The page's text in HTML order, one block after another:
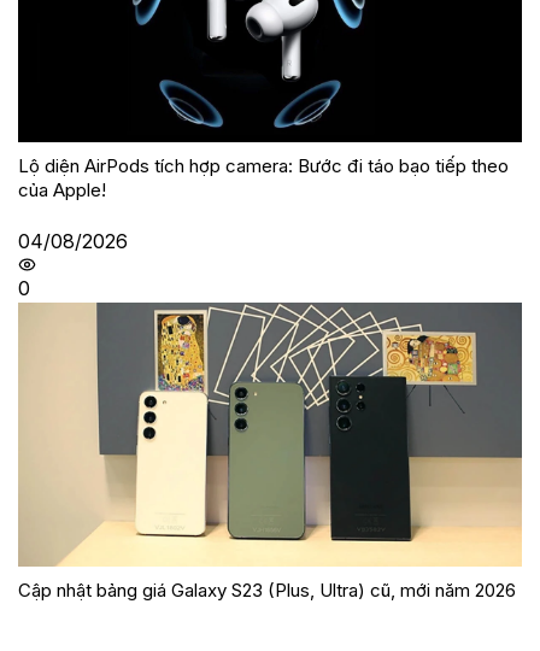
Lộ diện AirPods tích hợp camera: Bước đi táo bạo tiếp theo
của Apple!
04/08/2026
0
Cập nhật bảng giá Galaxy S23 (Plus, Ultra) cũ, mới năm 2026